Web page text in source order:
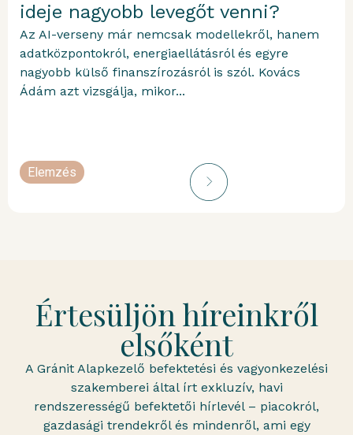
ideje nagyobb levegőt venni?
Az AI-verseny már nemcsak modellekről, hanem
adatközpontokról, energiaellátásról és egyre
nagyobb külső finanszírozásról is szól. Kovács
Ádám azt vizsgálja, mikor...
Elemzés
Értesüljön híreinkről
elsőként
A Gránit Alapkezelő befektetési és vagyonkezelési
szakemberei által írt exkluzív, havi
rendszerességű befektetői hírlevél – piacokról,
gazdasági trendekről és mindenről, ami egy